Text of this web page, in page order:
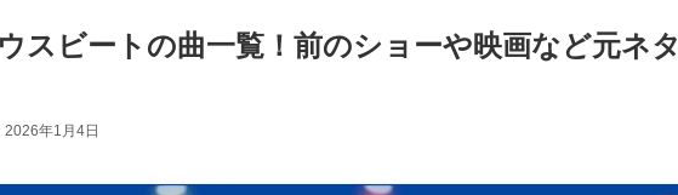
スビートの曲一覧！前のショーや映画など元ネタ
2026年1月4日